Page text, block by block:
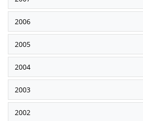
2006
2005
2004
2003
2002